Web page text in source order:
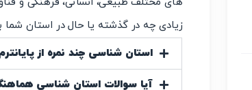
زیادی چه در گذشته یا حال در استان شما
استان شناسی چند نمره از
آیا سوالات استان شناسی